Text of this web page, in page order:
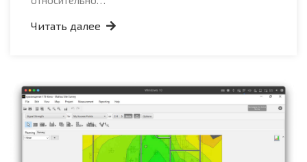
Читать далее